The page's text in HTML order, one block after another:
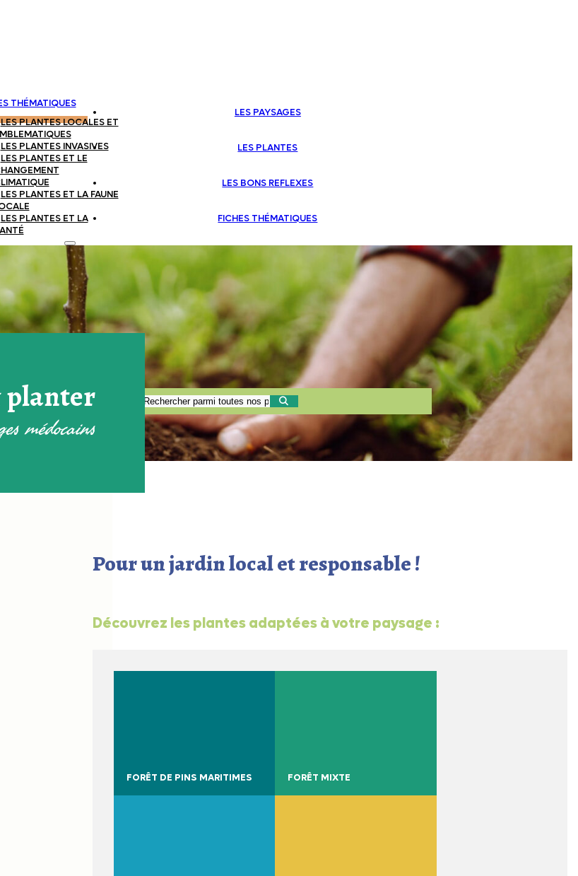
THÉMATIQUES
LES PLANTES LOCALES ET
LES PLANTES INVASIVES
LES PLANTES ET LE
LES PLANTES ET LA FAUNE
LES PLANTES ET LA
LES PAYSAGES
LES PLANTES
LES BONS REFLEXES
FICHES THÉMATIQUES
planter
médocains
Pour un jardin local et responsable !
Découvrez les plantes adaptées à votre paysage :
FORÊT DE PINS MARITIMES FORÊT MIXTE